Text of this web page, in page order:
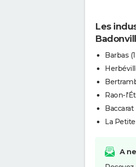
Les
Barbas
Raon-
La
A